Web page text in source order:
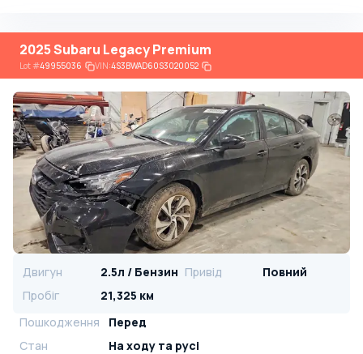
2025 Subaru Legacy Premium
Lot#49955036 VIN:4S3BWAD60S3020052
Двигун 2.5л / Бензин Привід
Повний
Пробіг
21,325 км
Пошкодження
Перед
Стан
На ​​ходу та русі